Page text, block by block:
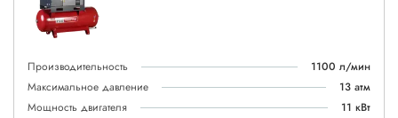
Производительность
1100 л/мин
Максимальное давление
13 атм
Мощность двигателя
11 кВт